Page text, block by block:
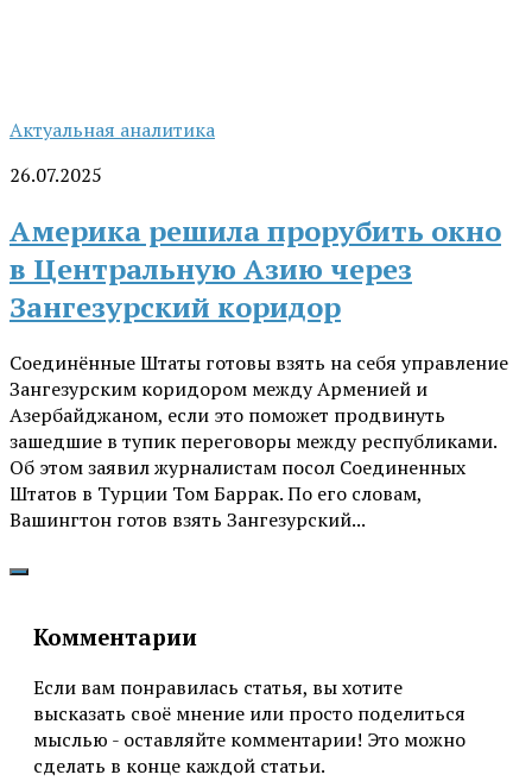
Актуальная аналитика
26.07.2025
Америка решила прорубить окно
в Центральную Азию через
Зангезурский коридор
Соединённые Штаты готовы взять на себя управление
Зангезурским коридором между Арменией и
Азербайджаном, если это поможет продвинуть
зашедшие в тупик переговоры между республиками.
Об этом заявил журналистам посол Соединенных
Штатов в Турции Том Баррак. По его словам,
Вашингтон готов взять Зангезурский...
Комментарии
Если вам понравилась статья, вы хотите
высказать своё мнение или просто поделиться
мыслью - оставляйте комментарии! Это можно
сделать в конце каждой статьи.